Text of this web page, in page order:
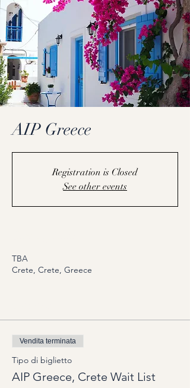
AIP Greece
Registration is Closed
See other events
TBA
Crete, Crete, Greece
Vendita terminata
Tipo di biglietto
AIP Greece, Crete Wait List